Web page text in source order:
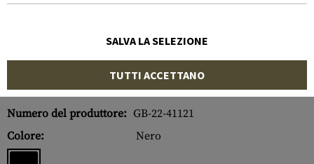
Numero di articolo:
10217606000
Numero del produttore: GB-22-41121
Colore:
Nero
SALVA LA SELEZIONE
TUTTI ACCETTANO